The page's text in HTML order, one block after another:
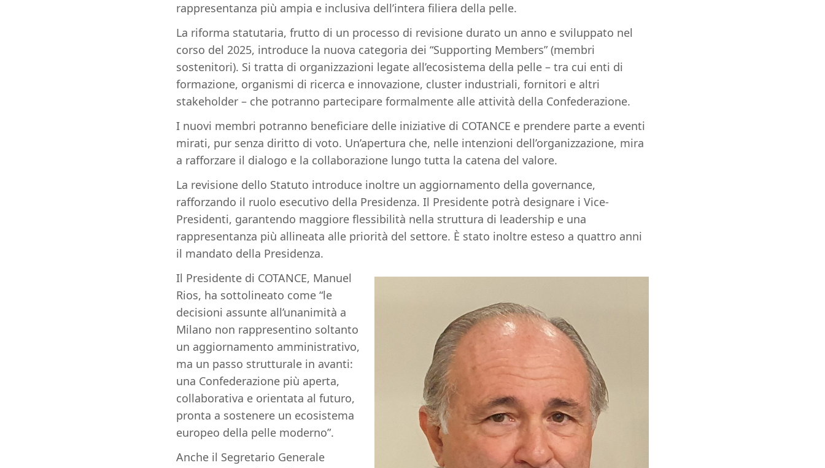
rappresentanza più ampia e inclusiva dell’intera filiera della pelle.
La riforma statutaria, frutto di un processo di revisione durato un anno e sviluppato nel
corso del 2025, introduce la nuova categoria dei “Supporting Members” (membri
sostenitori). Si tratta di organizzazioni legate all’ecosistema della pelle – tra cui enti di
formazione, organismi di ricerca e innovazione, cluster industriali, fornitori e altri
stakeholder – che potranno partecipare formalmente alle attività della Confederazione.
I nuovi membri potranno beneficiare delle iniziative di COTANCE e prendere parte a eventi
mirati, pur senza diritto di voto. Un’apertura che, nelle intenzioni dell’organizzazione, mira
a rafforzare il dialogo e la collaborazione lungo tutta la catena del valore.
La revisione dello Statuto introduce inoltre un aggiornamento della governance,
rafforzando il ruolo esecutivo della Presidenza. Il Presidente potrà designare i Vice-
Presidenti, garantendo maggiore flessibilità nella struttura di leadership e una
rappresentanza più allineata alle priorità del settore. È stato inoltre esteso a quattro anni
il mandato della Presidenza.
Il Presidente di COTANCE, Manuel
Rios, ha sottolineato come “le
decisioni assunte all’unanimità a
Milano non rappresentino soltanto
un aggiornamento amministrativo,
ma un passo strutturale in avanti:
una Confederazione più aperta,
collaborativa e orientata al futuro,
pronta a sostenere un ecosistema
europeo della pelle moderno”.
Anche il Segretario Generale